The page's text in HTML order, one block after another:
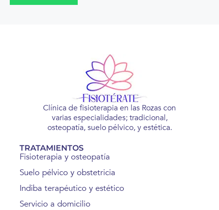
Clínica de fisioterapia en las Rozas con
varias especialidades; tradicional,
osteopatía, suelo pélvico, y estética.
TRATAMIENTOS
Fisioterapia y osteopatía
Suelo pélvico y obstetricia
Indiba terapéutico y estético
Servicio a domicilio